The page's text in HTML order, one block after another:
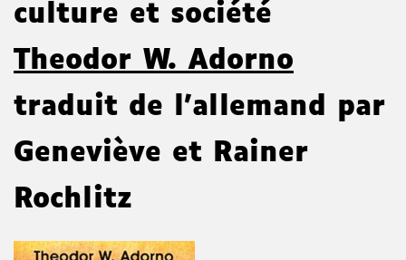
culture et société
Theodor W. Adorno
traduit de l'allemand par
Geneviève et Rainer
Rochlitz